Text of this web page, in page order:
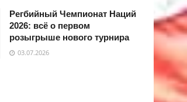
Регбийный Чемпионат Наций
2026: всё о первом
розыгрыше нового турнира
03.07.2026